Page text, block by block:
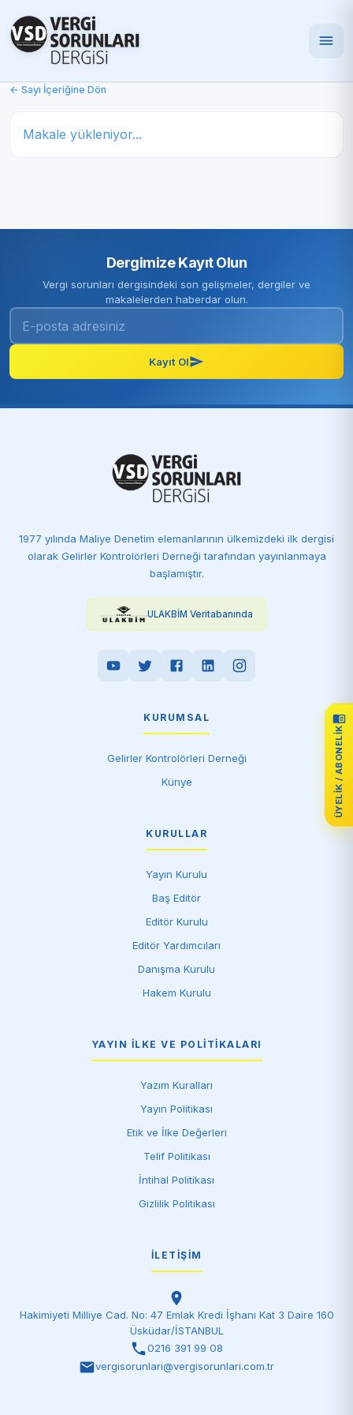
ÜYELIK / ABONELIK
← Sayı İçeriğine Dön
Makale yükleniyor...
Dergimize Kayıt Olun
Vergi sorunları dergisindeki son gelişmeler, dergiler ve
makalelerden haberdar olun.
Kayıt Ol
1977 yılında Maliye Denetim elemanlarının ülkemizdeki ilk dergisi
olarak Gelirler Kontrolörleri Derneği tarafından yayınlanmaya
başlamıştır.
ULAKBİM Veritabanında
KURUMSAL
Gelirler Kontrolörleri Derneği
Künye
KURULLAR
Yayın Kurulu
Baş Editör
Editör Kurulu
Editör Yardımcıları
Danışma Kurulu
Hakem Kurulu
YAYIN İLKE VE POLITIKALARI
Yazım Kuralları
Yayın Politikası
Etik ve İlke Değerleri
Telif Politikası
İntihal Politikası
Gizlilik Politikası
İLETIŞIM
Hakimiyeti Milliye Cad. No: 47 Emlak Kredi İşhanı Kat 3 Daire 160
Üsküdar/İSTANBUL
0216 391 99 08
vergisorunlari@vergisorunlari.com.tr